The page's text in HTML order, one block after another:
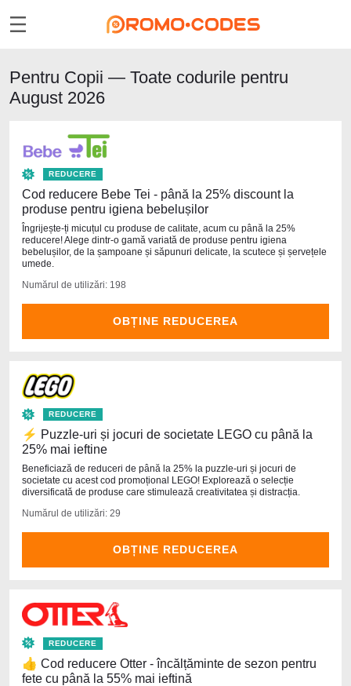
Pentru Copii — Toate codurile pentru
August 2026
REDUCERE
Cod reducere Bebe Tei - până la 25% discount la
produse pentru igiena bebelușilor
Îngrijește-ți micuțul cu produse de calitate, acum cu până la 25%
reducere! Alege dintr-o gamă variată de produse pentru igiena
bebelușilor, de la șampoane și săpunuri delicate, la scutece și șervețele
umede.
Numărul de utilizări: 198
OBȚINE REDUCEREA
REDUCERE
⚡ Puzzle-uri și jocuri de societate LEGO cu până la
25% mai ieftine
Beneficiază de reduceri de până la 25% la puzzle-uri și jocuri de
societate cu acest cod promoțional LEGO! Explorează o selecție
diversificată de produse care stimulează creativitatea și distracția.
Numărul de utilizări: 29
OBȚINE REDUCEREA
REDUCERE
👍 Cod reducere Otter - încălțăminte de sezon pentru
fete cu până la 55% mai ieftină